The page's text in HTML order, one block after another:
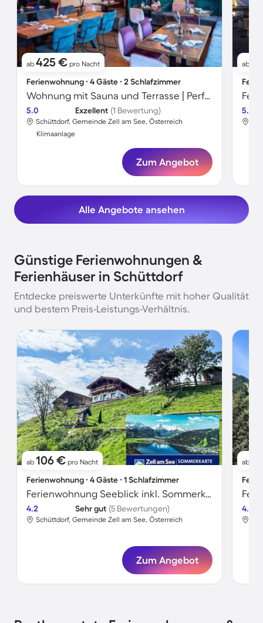
ab 425 € pro Nacht
Ferienwohnung ∙ 4 Gäste ∙ 2 Schlafzimmer
Wohnung mit Sauna und Terrasse | Perfekt für die Arbeit von Zuhause
5.0 Exzellent (1 Bewertung)
Schüttdorf, Gemeinde Zell am See, Österreich
Klimaanlage
Zum Angebot
ab
5.0
Alle Angebote ansehen
Günstige Ferienwohnungen &
Ferienhäuser in Schüttdorf
Entdecke preiswerte Unterkünfte mit hoher Qualität
und bestem Preis-Leistungs-Verhältnis.
ab 106 € pro Nacht
Ferienwohnung ∙ 4 Gäste ∙ 1 Schlafzimmer
Ferienwohnung Seeblick inkl. Sommerkarte
4.2 Sehr gut (5 Bewertungen)
Schüttdorf, Gemeinde Zell am See, Österreich
Zum Angebot
ab
4.3